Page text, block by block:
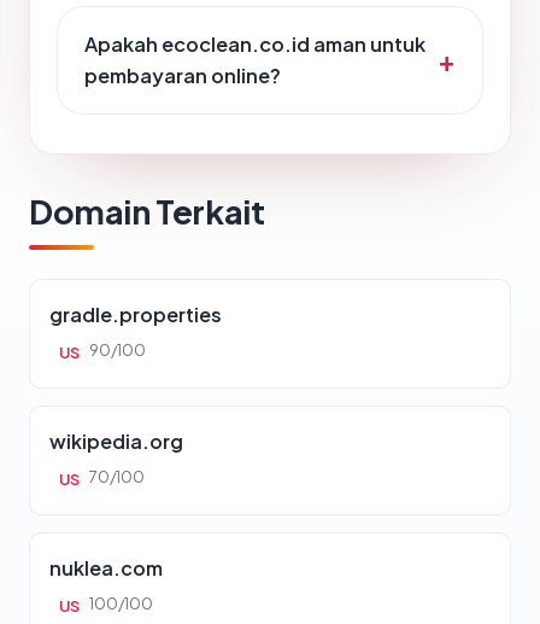
Apakah ecoclean.co.id aman untuk
pembayaran online?
Domain Terkait
gradle.properties
US 90/100
wikipedia.org
US 70/100
nuklea.com
US 100/100